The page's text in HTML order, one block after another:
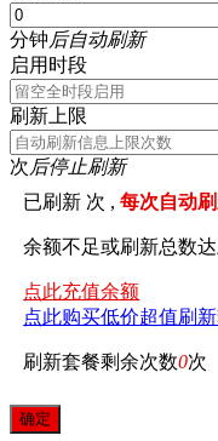
分钟后自动刷新
启用时段
刷新上限
次后停止刷新
已刷新 次 ,每次自动
余额不足或刷新总数
点此充值余额
点此购买低价超值刷
刷新套餐剩余次数0次